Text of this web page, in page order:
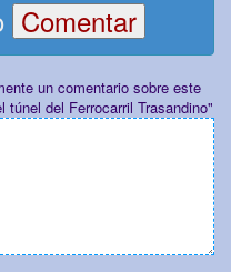
un comentario sobre este
del Ferrocarril Trasandino"